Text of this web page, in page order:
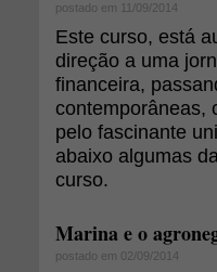
postado em 11/09/2014
Este curso, está
direção a uma
financeira,
contemporâneas,
pelo fascinante
abaixo algumas
curso.
Marina e o
postado em 02/09/2014